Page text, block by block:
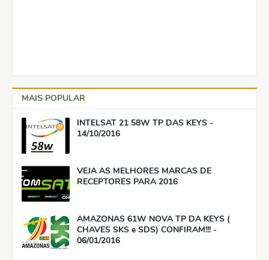
MAIS POPULAR
INTELSAT 21 58W TP DAS KEYS -
14/10/2016
VEJA AS MELHORES MARCAS DE
RECEPTORES PARA 2016
AMAZONAS 61W NOVA TP DA KEYS (
CHAVES SKS e SDS) CONFIRAM!!! -
06/01/2016